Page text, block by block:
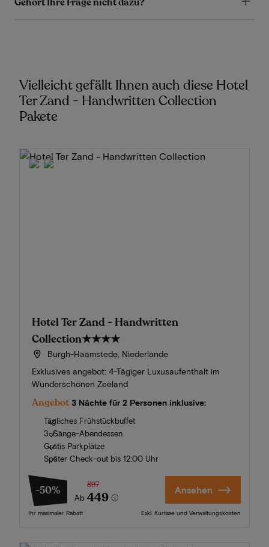
Vielleicht gefällt Ihnen auch diese Hotel
Ter Zand - Handwritten Collection
Pakete
Hotel Ter Zand - Handwritten
Collection★★★★
Burgh-Haamstede, Niederlande
Exklusives angebot: 4-Tägiger Luxusaufenthalt im
Wunderschönen Zeeland
Angebot 3 Nächte für 2 Personen inklusive:
Tägliches Frühstückbuffet
3-Gänge-Abendessen
Gratis Parkplätze
Später Check-out bis 12:00 Uhr
-50%
Ab
897
449
Ihr maximaler Rabatt
Ansehen
Exkl. Kurtaxe und Verwaltungskosten